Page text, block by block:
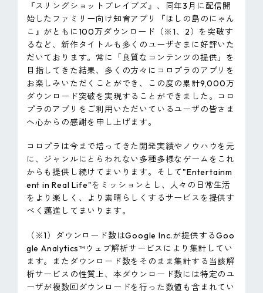
『スリングショットブレイブズ』、同年3月に配信開
始したファミリー向け知育アプリ『ほしの島のにゃん
こ』がともに100万ダウンロード（※1、2）を突破す
るなど、新作タイトルも多くのユーザさまに好評いた
だいております。常に「良質なコンテンツの提供」を
目指してきた結果、多くの方々にコロプラのアプリを
お楽しみいただくことができ、この度の累計9,000万
ダウンロード突破を実現することができました。コロ
プラのアプリをご利用いただいているユーザの皆さま
へ心からの感謝を申し上げます。
コロプラは今まで培ってきた開発実績やノウハウを元
に、ジャンルにとらわれない多種多様なゲームをこれ
からも提供し続けてまいります。そして"Entertainm
ent in Real Life"をミッションとし、人々の日常生活
をより楽しく、より素晴らしくするサービスを提供す
べく邁進してまいります。
（※1）ダウンロード数はGoogle Inc.が提供するGoo
gle Analytics™ウェブ解析サービスにより集計してい
ます。またダウンロード数をそのまま集計する当該解
析サービスの性質上、本ダウンロード数には特定のユ
ーザが複数回ダウンロードを行った数値も含まれてい